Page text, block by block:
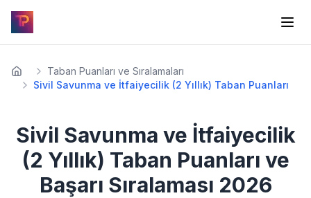
Taban Puanları ve Sıralamaları
Sivil Savunma ve İtfaiyecilik (2 Yıllık) Taban Puanları
Sivil Savunma ve İtfaiyecilik
(2 Yıllık) Taban Puanları ve
Başarı Sıralaması 2026